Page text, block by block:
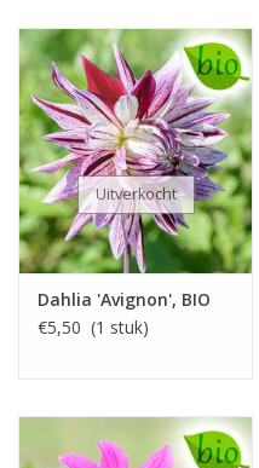
Uitverkocht
Dahlia 'Avignon', BIO
€5,50 (1 stuk)